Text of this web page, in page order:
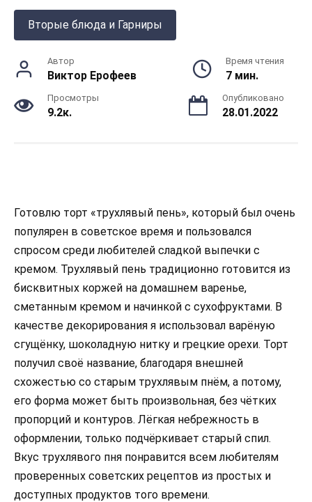
Вторые блюда и Гарниры
Автор
Виктор Ерофеев
Время чтения
7 мин.
Просмотры
9.2к.
Опубликовано
28.01.2022
Готовлю торт «трухлявый пень», который был очень
популярен в советское время и пользовался
спросом среди любителей сладкой выпечки с
кремом. Трухлявый пень традиционно готовится из
бисквитных коржей на домашнем варенье,
сметанным кремом и начинкой с сухофруктами. В
качестве декорирования я использовал варёную
сгущёнку, шоколадную нитку и грецкие орехи. Торт
получил своё название, благодаря внешней
схожестью со старым трухлявым пнём, а потому,
его форма может быть произвольная, без чётких
пропорций и контуров. Лёгкая небрежность в
оформлении, только подчёркивает старый спил.
Вкус трухлявого пня понравится всем любителям
проверенных советских рецептов из простых и
доступных продуктов того времени.